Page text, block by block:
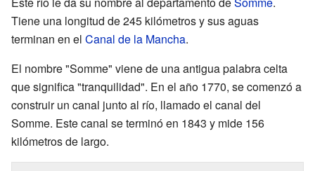
Tiene una longitud de 245 kilómetros y sus aguas
terminan en el Canal de la Mancha.
El nombre "Somme" viene de una antigua palabra celta
que significa "tranquilidad". En el año 1770, se comenzó a
construir un canal junto al río, llamado el canal del
Somme. Este canal se terminó en 1843 y mide 156
kilómetros de largo.